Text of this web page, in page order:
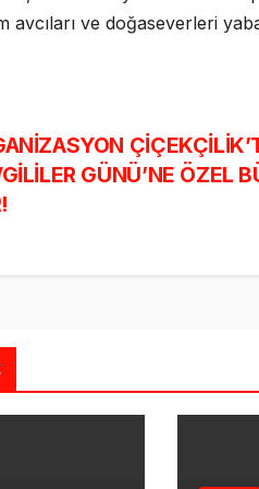
avcıları ve doğaseverleri
GÜNÜ’NE ÖZEL